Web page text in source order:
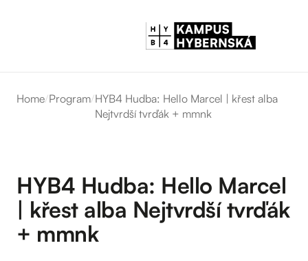
Home/Program/HYB4 Hudba: Hello Marcel | křest alba
Nejtvrdší tvrďák + mmnk
HYB4 Hudba: Hello Marcel
| křest alba Nejtvrdší tvrďák
+ mmnk